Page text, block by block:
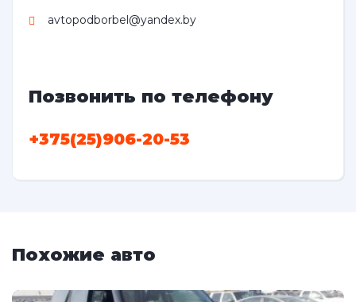
avtopodborbel@yandex.by
Позвонить по телефону
+375(25)906-20-53
Похожие авто